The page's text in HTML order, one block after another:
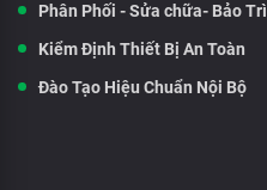
Phân Phối - Sửa chữa- Bảo Trì
Kiểm Định Thiết Bị An Toàn
Đào Tạo Hiệu Chuẩn Nội Bộ